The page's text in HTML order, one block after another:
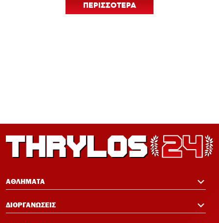
Euroleague Basketball+: Το ψηφιακό
Μεντιλίμπαρ
ΠΕΡΙΣΣΟΤΕΡΑ
ΑΘΛΗΜΑΤΑ
ΔΙΟΡΓΑΝΩΣΕΙΣ